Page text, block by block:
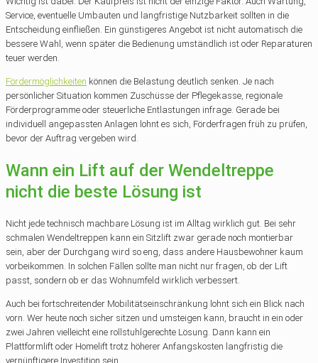
Service, eventuelle Umbauten und langfristige Nutzbarkeit sollten in die
Entscheidung einfließen. Ein günstigeres Angebot ist nicht automatisch die
bessere Wahl, wenn später die Bedienung umständlich ist oder Reparaturen
teuer werden.
Fördermöglichkeiten können die Belastung deutlich senken. Je nach
persönlicher Situation kommen Zuschüsse der Pflegekasse, regionale
Förderprogramme oder steuerliche Entlastungen infrage. Gerade bei
individuell angepassten Anlagen lohnt es sich, Förderfragen früh zu prüfen,
bevor der Auftrag vergeben wird.
Wann ein Lift auf der Wendeltreppe
nicht die beste Lösung ist
Nicht jede technisch machbare Lösung ist im Alltag wirklich gut. Bei sehr
schmalen Wendeltreppen kann ein Sitzlift zwar gerade noch montierbar
sein, aber der Durchgang wird so eng, dass andere Hausbewohner kaum
vorbeikommen. In solchen Fällen sollte man nicht nur fragen, ob der Lift
passt, sondern ob er das Wohnumfeld wirklich verbessert.
Auch bei fortschreitender Mobilitätseinschränkung lohnt sich ein Blick nach
vorn. Wer heute noch sicher sitzen und umsteigen kann, braucht in ein oder
zwei Jahren vielleicht eine rollstuhlgerechte Lösung. Dann kann ein
Plattformlift oder Homelift trotz höherer Anfangskosten langfristig die
vernünftigere Investition sein.